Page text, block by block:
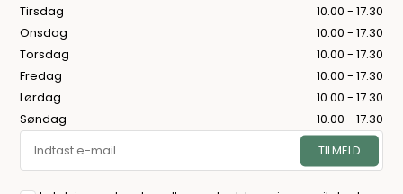
Tirsdag
10.00 - 17.30
Onsdag
10.00 - 17.30
Torsdag
10.00 - 17.30
Fredag
10.00 - 17.30
Lørdag
10.00 - 17.30
Søndag
10.00 - 17.30